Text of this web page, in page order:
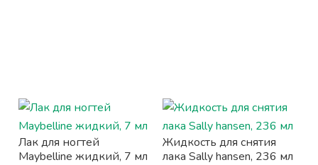
Лак для ногтей
Maybelline жидкий, 7 мл
Жидкость для снятия
лака Sally hansen, 236 мл